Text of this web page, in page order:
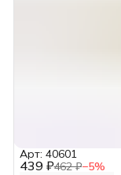
439 ₽462 ₽−5%
Арт: 40601